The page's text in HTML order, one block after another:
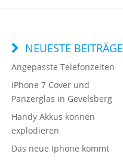
NEUESTE BEITRÄGE
Angepasste Telefonzeiten
iPhone 7 Cover und
Panzerglas in Gevelsberg
Handy Akkus können
explodieren
Das neue Iphone kommt